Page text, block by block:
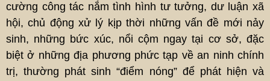
cường công tác nắm tình hình tư tưởng, dư luận xã
hội, chủ động xử lý kịp thời những vấn đề mới nảy
sinh, những bức xúc, nổi cộm ngay tại cơ sở, đặc
biệt ở những địa phương phức tạp về an ninh chính
trị, thường phát sinh “điểm nóng” để phát hiện và